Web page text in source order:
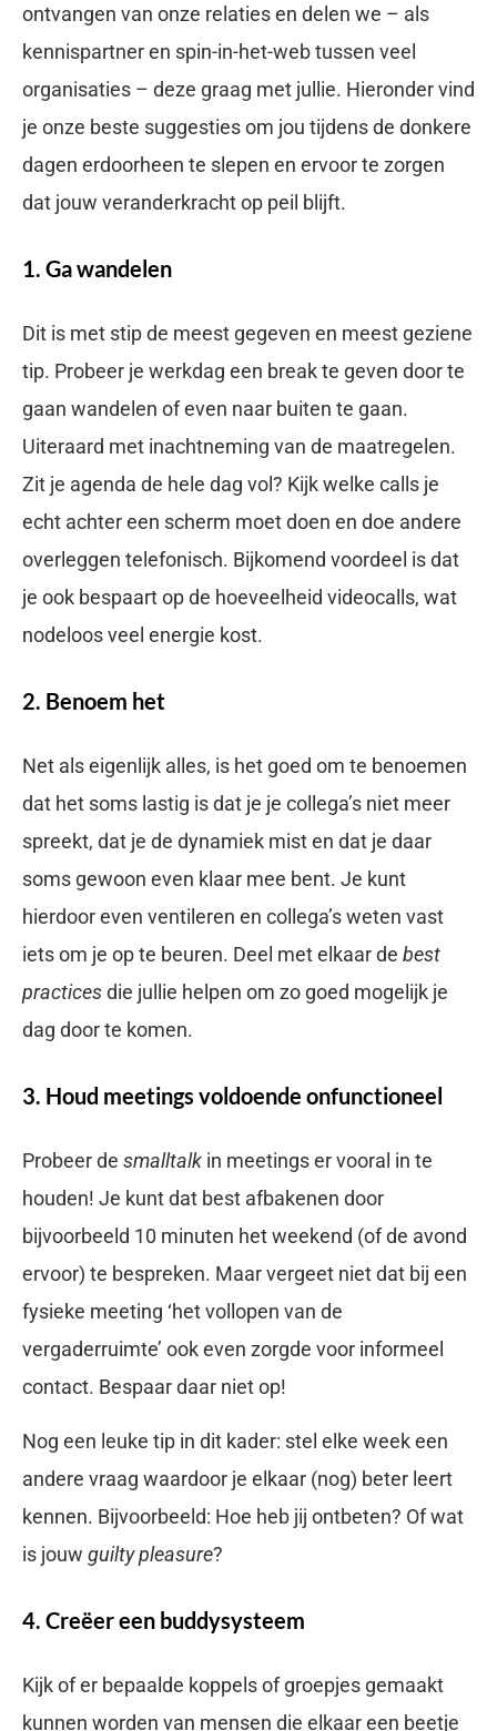
ontvangen van onze relaties en delen we – als
kennispartner en spin-in-het-web tussen veel
organisaties – deze graag met jullie. Hieronder vind
je onze beste suggesties om jou tijdens de donkere
dagen erdoorheen te slepen en ervoor te zorgen
dat jouw veranderkracht op peil blijft.
1. Ga wandelen
Dit is met stip de meest gegeven en meest geziene
tip. Probeer je werkdag een break te geven door te
gaan wandelen of even naar buiten te gaan.
Uiteraard met inachtneming van de maatregelen.
Zit je agenda de hele dag vol? Kijk welke calls je
echt achter een scherm moet doen en doe andere
overleggen telefonisch. Bijkomend voordeel is dat
je ook bespaart op de hoeveelheid videocalls, wat
nodeloos veel energie kost.
2. Benoem het
Net als eigenlijk alles, is het goed om te benoemen
dat het soms lastig is dat je je collega’s niet meer
spreekt, dat je de dynamiek mist en dat je daar
soms gewoon even klaar mee bent. Je kunt
hierdoor even ventileren en collega’s weten vast
iets om je op te beuren. Deel met elkaar de best
practicesdie jullie helpen om zo goed mogelijk je
dag door te komen.
3. Houd meetings voldoende onfunctioneel
Probeer de smalltalk in meetings er vooral in te
houden! Je kunt dat best afbakenen door
bijvoorbeeld 10 minuten het weekend (of de avond
ervoor) te bespreken. Maar vergeet niet dat bij een
fysieke meeting ‘het vollopen van de
vergaderruimte’ ook even zorgde voor informeel
contact. Bespaar daar niet op!
Nog een leuke tip in dit kader: stel elke week een
andere vraag waardoor je elkaar (nog) beter leert
kennen. Bijvoorbeeld: Hoe heb jij ontbeten? Of wat
is jouw guilty pleasure?
4. Creëer een buddysysteem
Kijk of er bepaalde koppels of groepjes gemaakt
kunnen worden van mensen die elkaar een beetje